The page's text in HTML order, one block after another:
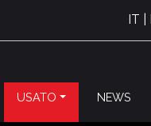
IT
USATO NEWS